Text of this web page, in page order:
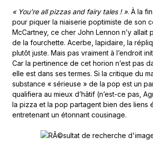
« You’re all pizzas and fairy tales ! ». À la
pour piquer la niaiserie poptimiste de son
McCartney, ce cher John Lennon n’y allait
de la fourchette. Acerbe, lapidaire, la
plutôt juste. Mais pas vraiment à l’endroit
Car la pertinence de cet horion n’est pas
elle est dans ses termes. Si la critique du
substance « sérieuse » de la pop est un
qualifiera au mieux d’hâtif (n’est-ce pas,
la pizza et la pop partagent bien des liens
entretenant un étonnant cousinage.